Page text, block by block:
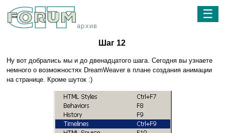
архив
☰
Шаг 12
Ну вот добрались мы и до двенадцатого шага. Сегодня вы узнаете
немного о возможностях DreamWeaver в плане создания анимации
на странице. Кроме шуток :)